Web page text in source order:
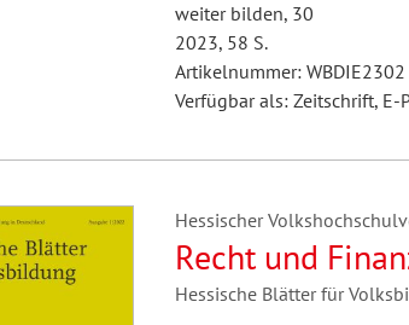
weiter bilden, 30
2023, 58 S.
Artikelnummer: WBDIE2302
Verfügbar als: Zeitschrift, E-
Hessischer
Recht und
Hessische Blätter für